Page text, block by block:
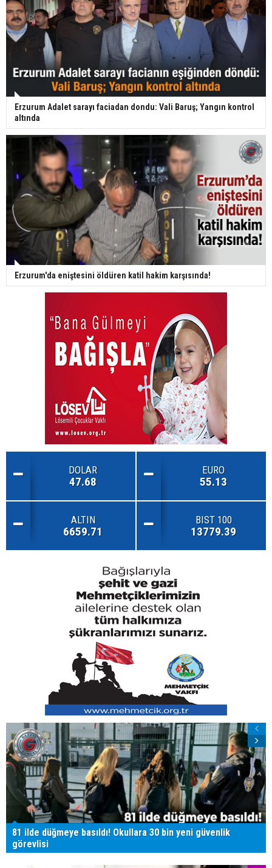
Erzurum Adalet sarayı faciadan dondu: Vali Baruş; Yangın kontrol
altında
Erzurum'da eniştesini öldüren katil hakim karşısında!
DOLAR
47.68
EURO
55.13
ALTIN
6659.71
BIST 100
13779.39
81 ilde düğmeye basıldı! Okullara 30 bin yeni güvenlik
görevlisi